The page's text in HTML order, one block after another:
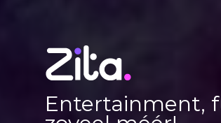
Entertainment,